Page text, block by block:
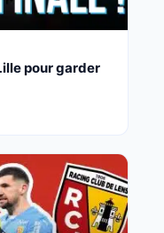
pour garder